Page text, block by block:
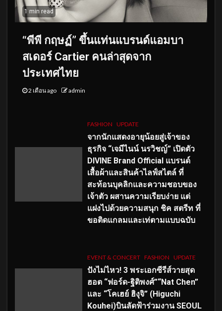
1 min read
“พีพี กฤษฏ์” ขึ้นแท่นแบรนด์แอมบา
สเดอร์ Cartier คนล่าสุดจาก
ประเทศไทย
2 เดือน ago admin
FASHION UPDATE
จากนักแสดงอายุน้อยสู่เจ้าของ
ธุรกิจ “เจมีไนน์ นรวิชญ์” เปิดตัว
DIVINE Brand Official แบรนด์
เสื้อผ้าและสินค้าไลฟ์สไตล์ ที่
สะท้อนบุคลิกและความชอบของ
เจ้าตัว ผสานความเรียบง่าย แต่
แฝงไปด้วยความสนุก ชิค สตรีท ที่
ขอติดแกลมและเท่ตามแบบฉบับ
EVENT & CONCERT FASHION UPDATE
ปังไม่ไหว! 3 พระเอกซีรีส์วายสุด
ฮอต “ฟอร์ด-ฐิติพงศ์”“Nat Chen”
และ “โคเฮย์ ฮิงุจิ” (Higuchi
Kouhei)บินลัดฟ้าร่วมงาน SEOUL